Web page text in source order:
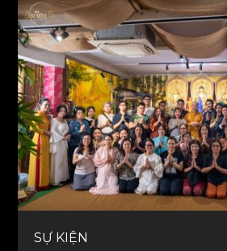
duyên.
SỰ KIỆN